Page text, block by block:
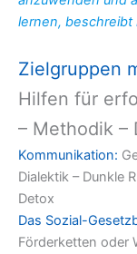
lernen, beschreibt
Zielgruppen
Hilfen für
– Methodik –
Kommunikation:
Dialektik – Dunkle
Detox
Das Sozial-
Förderketten oder